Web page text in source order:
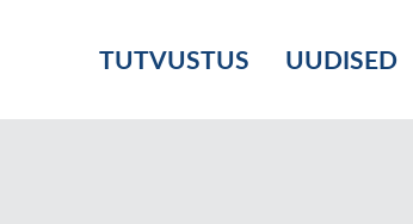
TUTVUSTUS UUDISED